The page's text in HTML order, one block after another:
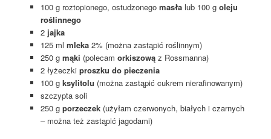
100 g roztopionego, ostudzonego masłalub 100 g oleju
roślinnego
2 jajka
125 ml mleka2% (można zastąpić roślinnym)
250 g mąki (polecam orkiszowąz Rossmanna)
2 łyżeczki proszku do pieczenia
100 g ksylitolu (można zastąpić cukrem nierafinowanym)
szczypta soli
250 g porzeczek(użyłam czerwonych, białych i czarnych
– można też zastąpić jagodami)